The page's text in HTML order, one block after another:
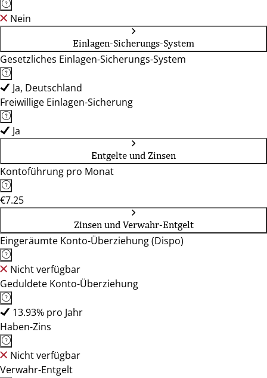
Nein
Einlagen-Sicherungs-System
Gesetzliches Einlagen-Sicherungs-System
Ja, Deutschland
Freiwillige Einlagen-Sicherung
Ja
Entgelte und Zinsen
Kontoführung pro Monat
€7.25
Zinsen und Verwahr-Entgelt
Eingeräumte Konto-Überziehung (Dispo)
Nicht verfügbar
Geduldete Konto-Überziehung
13.93% pro Jahr
Haben-Zins
Nicht verfügbar
Verwahr-Entgelt